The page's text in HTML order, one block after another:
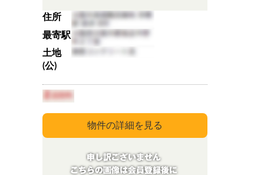
住所
最寄駅
土地
(公)